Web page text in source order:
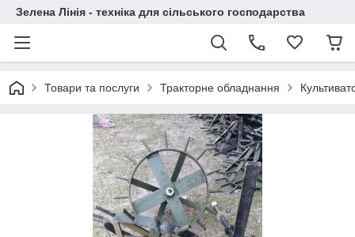
Зелена Лінія - техніка для сільського господарства
Товари та послуги Тракторне обладнання